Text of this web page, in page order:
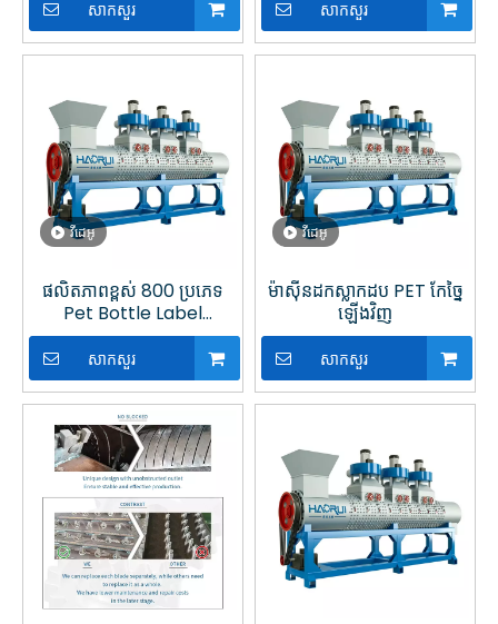
សាកសួរ សាកសួរ
វីដេអូ
ផលិតភាពខ្ពស់ 800 ប្រភេទ
Pet Bottle Label
Machine Remover
សម្រាប់ការកែច្នៃផ្លាស្ទិច
សាកសួរ
វីដេអូ
ម៉ាស៊ីនដកស្លាកដប PET កែច្នៃ
ឡើងវិញ
សាកសួរ